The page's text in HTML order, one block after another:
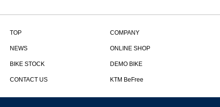
TOP COMPANY
NEWS ONLINE SHOP
BIKE STOCK DEMO BIKE
CONTACT US KTM BeFree